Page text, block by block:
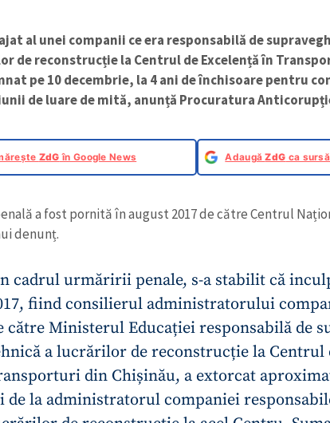
al unei companii ce era responsabilă de
de reconstrucție la Centrul de Excelență în
pe 10 decembrie, la 4 ani de închisoare pentru
de luare de mită, anunță Procuratura
ZdG în Google News AdaugăZdG ca
a fost pornită în august 2017 de către Centrul
denunț.
cadrul urmăririi penale, s-a stabilit că
fiind consilierul administratorului
către Ministerul Educației responsabilă de
a lucrărilor de reconstrucție la Centrul
din Chișinău, a extorcat
de la administratorul companiei